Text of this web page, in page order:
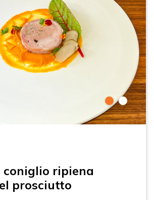
coniglio ripiena
prosciutto